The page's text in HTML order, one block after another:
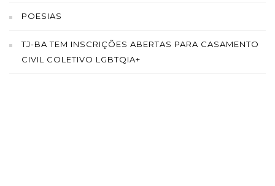
POESIAS
TJ-BA TEM INSCRIÇÕES ABERTAS PARA CASAMENTO
CIVIL COLETIVO LGBTQIA+